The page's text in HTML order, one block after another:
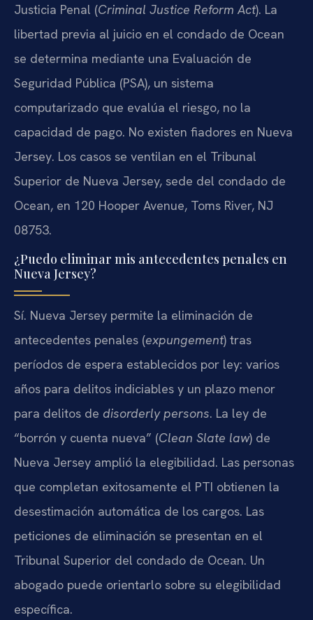
Justicia Penal (Criminal Justice Reform Act). La
libertad previa al juicio en el condado de Ocean
se determina mediante una Evaluación de
Seguridad Pública (PSA), un sistema
computarizado que evalúa el riesgo, no la
capacidad de pago. No existen fiadores en Nueva
Jersey. Los casos se ventilan en el Tribunal
Superior de Nueva Jersey, sede del condado de
Ocean, en 120 Hooper Avenue, Toms River, NJ
08753.
¿Puedo eliminar mis antecedentes penales en
Nueva Jersey?
Sí. Nueva Jersey permite la eliminación de
antecedentes penales (expungement) tras
períodos de espera establecidos por ley: varios
años para delitos indiciables y un plazo menor
para delitos de disorderly persons. La ley de
“borrón y cuenta nueva” (Clean Slate law) de
Nueva Jersey amplió la elegibilidad. Las personas
que completan exitosamente el PTI obtienen la
desestimación automática de los cargos. Las
peticiones de eliminación se presentan en el
Tribunal Superior del condado de Ocean. Un
abogado puede orientarlo sobre su elegibilidad
específica.